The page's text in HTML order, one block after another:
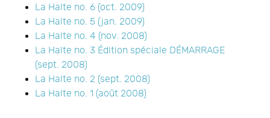
La Halte no. 6 (oct. 2009)
La Halte no. 5 (jan. 2009)
La Halte no. 4 (nov. 2008)
La Halte no. 3 Édition spéciale DÉMARRAGE
(sept. 2008)
La Halte no. 2 (sept. 2008)
La Halte no. 1 (août 2008)